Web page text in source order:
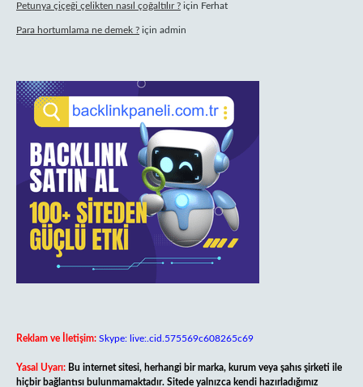
Petunya çiçeği çelikten nasıl çoğaltılır ? için Ferhat
Para hortumlama ne demek ? için admin
Reklam ve İletişim: Skype: live:.cid.575569c608265c69
Yasal Uyarı: Bu internet sitesi, herhangi bir marka, kurum veya şahıs şirketi ile
hiçbir bağlantısı bulunmamaktadır. Sitede yalnızca kendi hazırladığımız